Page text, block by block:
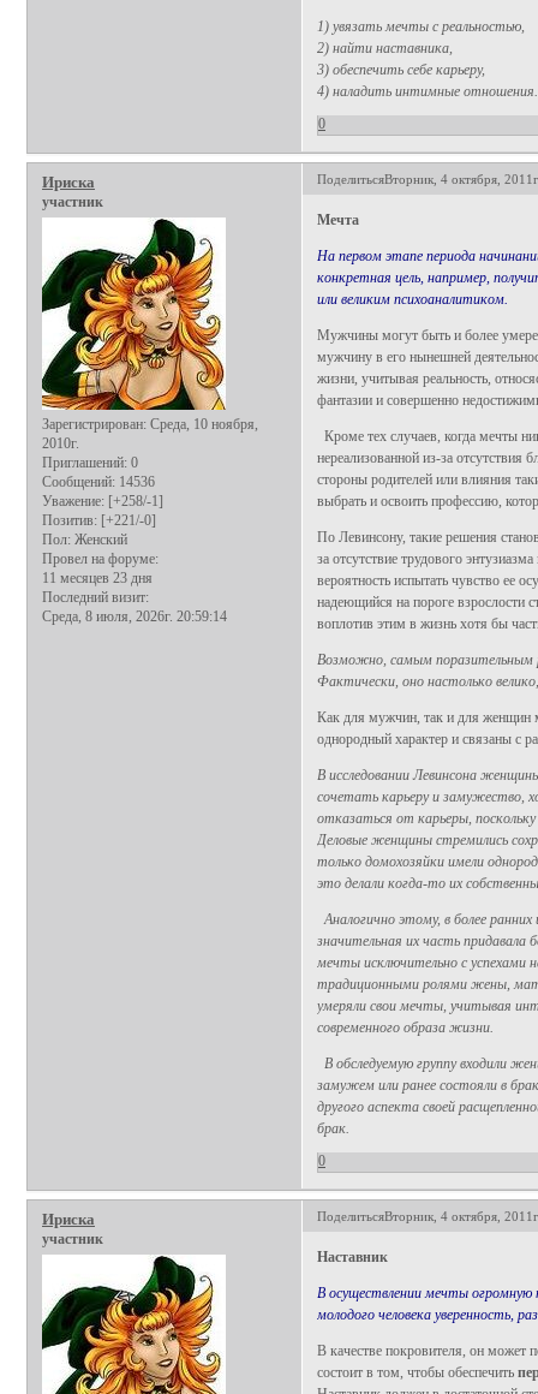
1) увязать мечты с реальностью,
2) найти наставника,
3) обеспечить себе карьеру,
4) наладить интимные отношения.
0
ПоделитьсяВторник, 4 октября,
Ириска
участник
Зарегистрирован: Среда, 10 ноября,
2010г.
Приглашений: 0
Сообщений: 14536
Уважение: [+258/-1]
Позитив: [+221/-0]
Пол: Женский
Провел на форуме:
11 месяцев 23 дня
Последний визит:
Среда, 8 июля, 2026г. 20:59:14
Мечта
На первом этапе периода
конкретная цель, например,
или великим психоаналитиком.
Мужчины могут быть и более
мужчину в его нынешней
жизни, учитывая реальность,
фантазии и совершенно
Кроме тех случаев, когда мечты
нереализованной из-за отсутствия
стороны родителей или влияния
выбрать и освоить профессию,
По Левинсону, такие решения
за отсутствие трудового
вероятность испытать чувство ее
надеющийся на пороге взрослости
воплотив этим в жизнь хотя бы
Возможно, самым поразительным
Фактически, оно настолько
Как для мужчин, так и для женщин
однородный характер и связаны с
В исследовании Левинсона
сочетать карьеру и замужество,
отказаться от карьеры,
Деловые женщины стремились
только домохозяйки имели
это делали когда-то их
Аналогично этому, в более
значительная их часть придавала
мечты исключительно с успехами
традиционными ролями жены,
умеряли свои мечты, учитывая
современного образа жизни.
В обследуемую группу входили
замужем или ранее состояли в
другого аспекта своей
брак.
0
ПоделитьсяВторник, 4 октября,
Ириска
участник
Наставник
В осуществлении мечты огромную
молодого человека уверенность,
В качестве покровителя, он может
состоит в том, чтобы обеспечить